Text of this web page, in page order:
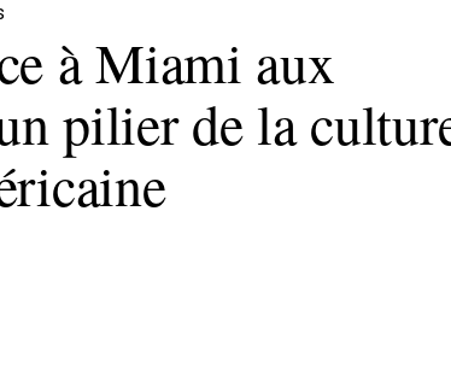
à Miami aux
pilier de la